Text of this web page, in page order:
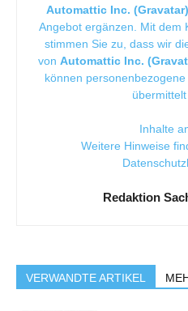
Automattic Inc. (Gravatar)
Angebot ergänzen. Mit dem
stimmen Sie zu, dass wir
von Automattic Inc.
können
übermittelt
Inhalte
Weitere Hinweise
Redaktion
VERWANDTE ARTIKEL